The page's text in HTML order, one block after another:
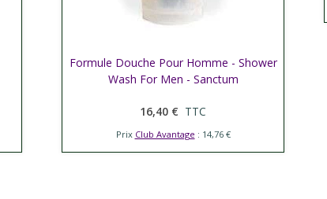
Afficher plus
Formule Douche Pour Homme - Shower
Wash For Men - Sanctum
16,40 € TTC
Prix Club Avantage : 14,76 €